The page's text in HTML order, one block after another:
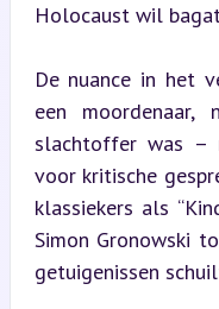
Holocaust wil
De nuance in het
een
slachtoffer was –
voor kritische
klassiekers als
Simon Gronowski
getuigenissen